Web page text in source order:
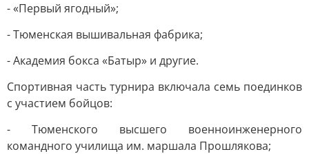
- «Первый ягодный»;
- Тюменская вышивальная фабрика;
- Академия бокса «Батыр» и другие.
Спортивная часть турнира включала семь поединков
с участием бойцов:
- Тюменского высшего военноинженерного
командного училища им. маршала Прошлякова;